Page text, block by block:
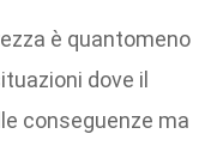
è quantomeno
dove il
conseguenze ma